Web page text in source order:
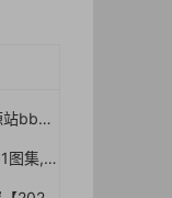
线！！
01-0014】